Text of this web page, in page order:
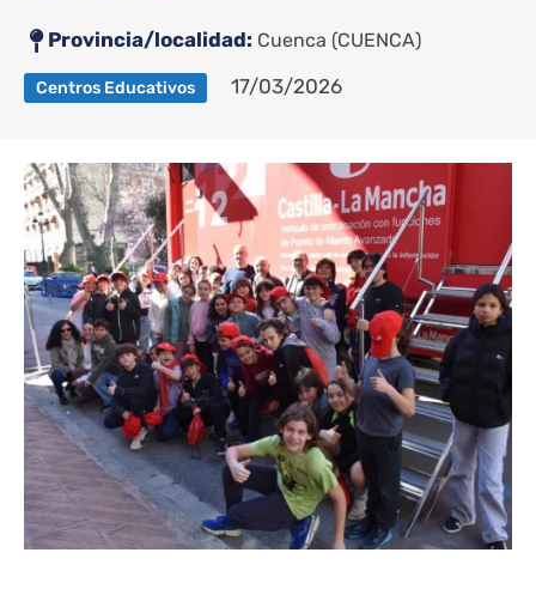
Provincia/localidad Cuenca (CUENCA)
Centros Educativos 17/03/2026